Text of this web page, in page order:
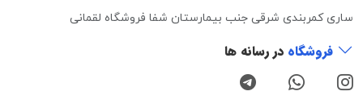
ساری کمربندی شرقی جنب بیمارستان شفا فروشگاه لقمانی
فروشگاه در رسانه ها